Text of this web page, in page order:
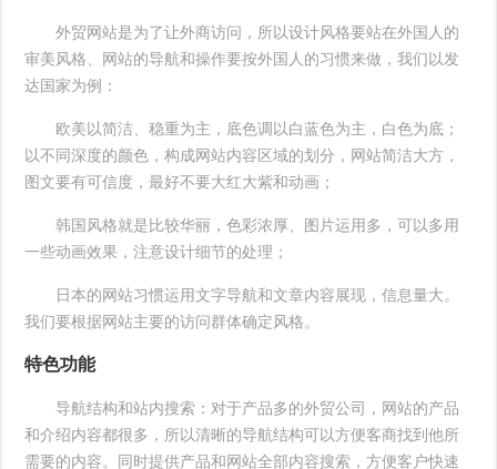
外贸网站是为了让外商访问，所以设计风格要站在外国人的
审美风格、网站的导航和操作要按外国人的习惯来做，我们以发
达国家为例：
欧美以简洁、稳重为主，底色调以白蓝色为主，白色为底；
以不同深度的颜色，构成网站内容区域的划分，网站简洁大方，
图文要有可信度，最好不要大红大紫和动画；
韩国风格就是比较华丽，色彩浓厚、图片运用多，可以多用
一些动画效果，注意设计细节的处理；
日本的网站习惯运用文字导航和文章内容展现，信息量大。
我们要根据网站主要的访问群体确定风格。
特色功能
导航结构和站内搜索：对于产品多的外贸公司，网站的产品
和介绍内容都很多，所以清晰的导航结构可以方便客商找到他所
需要的内容。同时提供产品和网站全部内容搜索，方便客户快速